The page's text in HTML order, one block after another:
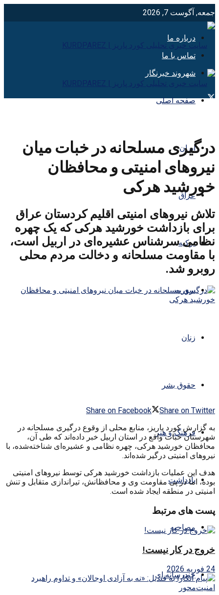
جمعه, آگوست 7, 2026
درباره ما
تماس با ما
شهروند خبرنگار
صفحه اصلی
ایران
عراق
ترکیه
سوریه
زنان
حقوق بشر
فرهنگ و هنر
یادداشت
مصاحبه
چندرسانه ای
درگیری مسلحانه در خبات میان
نیروهای امنیتی و محافظان
خورشید هرکی
تلاش نیروهای امنیتی اقلیم کردستان عراق
برای بازداشت خورشید هرکی که یک چهره
نظامی سرشناس عشیره‌ای در اربیل است،
با مقاومت مسلحانه و دخالت مردم محلی
روبرو شد.
Share on Facebook
Share on Twitter
به گزارش کورد پاریز، منابع محلی از وقوع درگیری مسلحانه در
شهرستان خبات واقع در استان اربیل خبر داده‌اند که طی آن،
محافظان خورشید هرکی، چهره نظامی و عشیره‌ای شناخته‌شده، با
نیروهای امنیتی درگیر شده‌اند.
هدف این عملیات بازداشت خورشید هرکی توسط نیروهای امنیتی
بوده، اما در پی مقاومت وی و محافظانش، تیراندازی متقابل و تنش
امنیتی در منطقه ایجاد شده است.
پست های مرتبط
خروج در کار نیست!
24 فوریه 2026